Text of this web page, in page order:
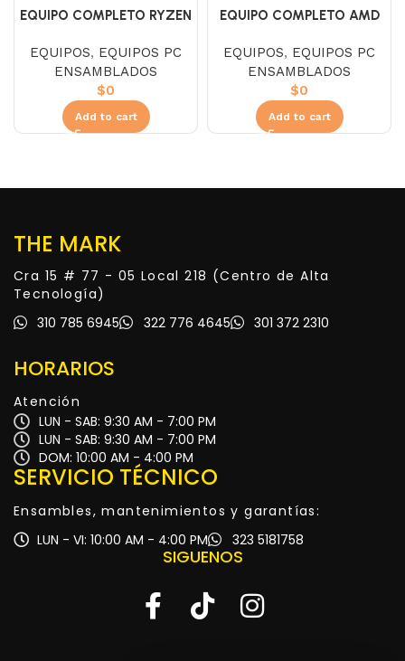
EQUIPO COMPLETO RYZEN
EQUIPOS, EQUIPOS PC
ENSAMBLADOS
$0
Add to cart
EQUIPO COMPLETO AMD
EQUIPOS, EQUIPOS PC
ENSAMBLADOS
$0
Add to cart
THE MARK
Cra 15 # 77 - 05 Local 218 (Centro de Alta
Tecnología)
310 785 6945
322 776 4645 301 372 2310
HORARIOS
Atención
LUN - SAB: 9:30 AM - 7:00 PM
LUN - SAB: 9:30 AM - 7:00 PM
DOM: 10:00 AM - 4:00 PM
SERVICIO TÉCNICO
Ensambles, mantenimientos y garantías:
LUN - VI: 10:00 AM - 4:00 PM
323 5181758
SIGUENOS